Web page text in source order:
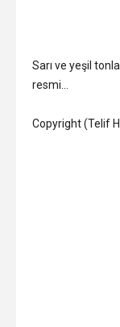
Sarı ve yeşil
resmi…
Copyright (Telif